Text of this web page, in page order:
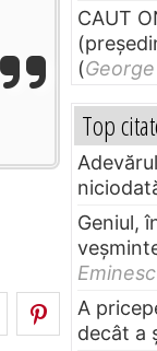
CAUT
(
Top
Geniul,
A
decât a